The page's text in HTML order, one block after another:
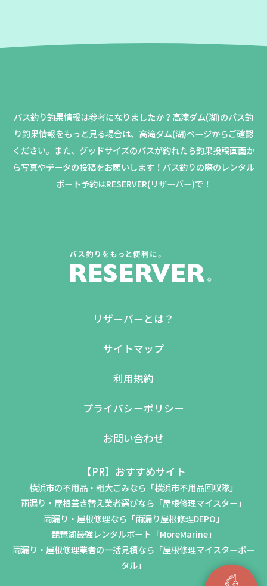
バス釣り釣果情報は参考になりましたか？高滝ダム(湖)のバス釣
り釣果情報をもっと見る場合は、高滝ダム(湖)ページからご確認
ください。 また、グッドサイズのバスが釣れたら釣果投稿画面か
ら写真やデータの投稿をお願いします！バス釣りの際のレンタル
ボート予約はRESERVER(リザーバー)で！
リザーバーとは？
サイトマップ
利用規約
プライバシーポリシー
お問い合わせ
【PR】おすすめサイト
横浜市の不用品・粗大ごみなら「横浜市不用品回収隊」
雨漏り・屋根葺き替え業者選びなら「屋根修理マイスター」
雨漏り・屋根修理なら「雨漏り屋根修理DEPO」
琵琶湖最強レンタルボート「MoreMarine」
雨漏り・屋根修理業者の一括見積なら「屋根修理マイスターポー
タル」